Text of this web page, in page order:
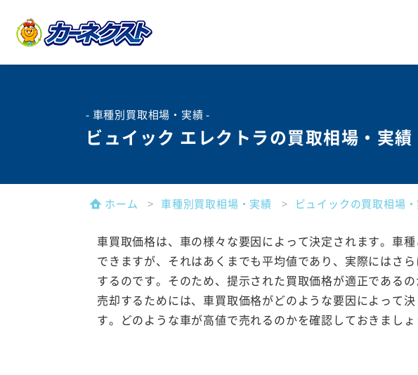
- 車種別買取相場・実績 -
ビュイック エレクトラの買取相場・実績
ホーム 車種別買取相場・実績 ビュイックの買取相場
車買取価格は、車の様々な要因によって決定されます。車
できますが、それはあくまでも平均値であり、実際にはさ
するのです。そのため、提示された買取価格が適正である
売却するためには、車買取価格がどのような要因によって
す。どのような車が高値で売れるのかを確認しておきましょ